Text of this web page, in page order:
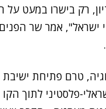
רק בישרו במעט
אמר שר הפנים
טרם פתיחת
הישראלי-פלסטיני לתוך